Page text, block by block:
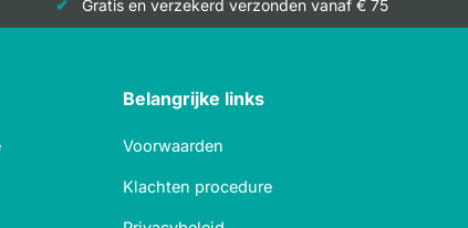
Gratis en verzekerd verzonden vanaf € 75
Belangrijke links
Voorwaarden
Klachten procedure